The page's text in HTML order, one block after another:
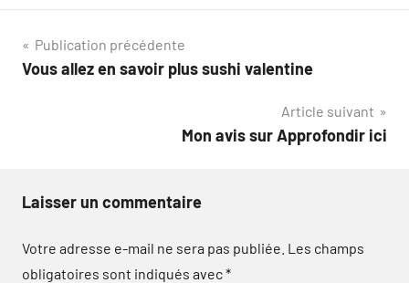
Navigation
de
Publication précédente
Vous allez en savoir plus sushi valentine
Article suivant
Mon avis sur Approfondir ici
Laisser un commentaire
Votre adresse e-mail ne sera pas publiée. Les champs
obligatoires sont indiqués avec*